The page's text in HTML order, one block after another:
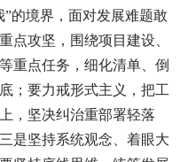
的境界，面对发展难题敢
点攻坚，围绕项目建设、
重点任务，细化清单、倒
；要力戒形式主义，把工
，坚决纠治重部署轻落
是坚持系统观念、着眼大